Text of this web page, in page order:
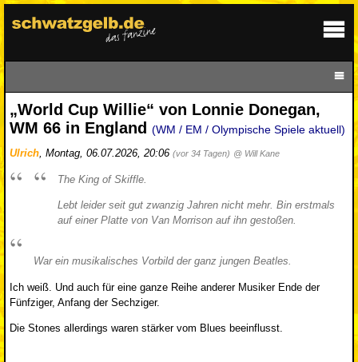
„World Cup Willie“ von Lonnie Donegan,
WM 66 in England (WM / EM / Olympische Spiele aktuell)
Ulrich, Montag, 06.07.2026, 20:06 (vor 34 Tagen) @ Will Kane
The King of Skiffle.
Lebt leider seit gut zwanzig Jahren nicht mehr. Bin erstmals
auf einer Platte von Van Morrison auf ihn gestoßen.
War ein musikalisches Vorbild der ganz jungen Beatles.
Ich weiß. Und auch für eine ganze Reihe anderer Musiker Ende der
Fünfziger, Anfang der Sechziger.
Die Stones allerdings waren stärker vom Blues beeinflusst.